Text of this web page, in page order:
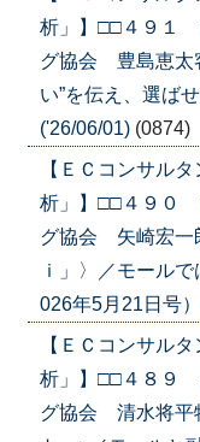
析」】□□４９１
グ協会 豊島恵太
い”を伝え、選ば
('26/06/01) (0874)
【ＥＣコンサル
析」】□□４９０
グ協会 矢崎宏一
ｉ」〉／モール
026年5月21日号
【ＥＣコンサル
析」】□□４８９
グ協会 清水将平